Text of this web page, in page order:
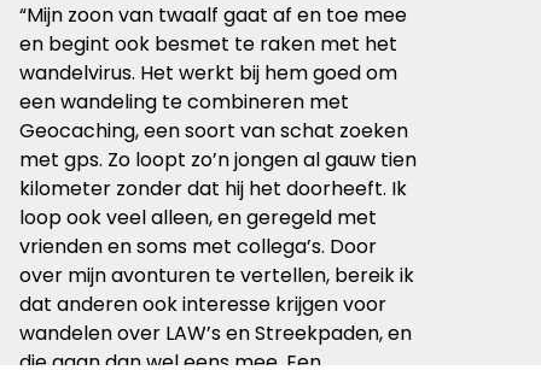
“Mijn zoon van twaalf gaat af en toe mee
en begint ook besmet te raken met het
wandelvirus. Het werkt bij hem goed om
een wandeling te combineren met
Geocaching, een soort van schat zoeken
met gps. Zo loopt zo’n jongen al gauw tien
kilometer zonder dat hij het doorheeft. Ik
loop ook veel alleen, en geregeld met
vrienden en soms met collega’s. Door
over mijn avonturen te vertellen, bereik ik
dat anderen ook interesse krijgen voor
wandelen over LAW’s en Streekpaden, en
die gaan dan wel eens mee. Een